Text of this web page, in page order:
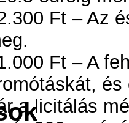
Ft – Az
Ft – A
a licitálás